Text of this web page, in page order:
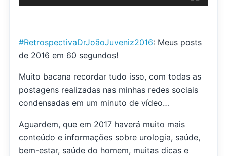
#RetrospectivaDrJoãoJuveniz2016: Meus posts
de 2016 em 60 segundos!
Muito bacana recordar tudo isso, com todas as
postagens realizadas nas minhas redes sociais
condensadas em um minuto de vídeo…
Aguardem, que em 2017 haverá muito mais
conteúdo e informações sobre urologia, saúde,
bem-estar, saúde do homem, muitas dicas e